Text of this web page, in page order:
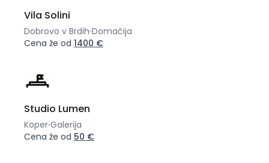
Vila Solini
Dobrovo v Brdih Domačija
Cena že od 1400 €
Studio Lumen
Koper Galerija
Cena že od 50 €